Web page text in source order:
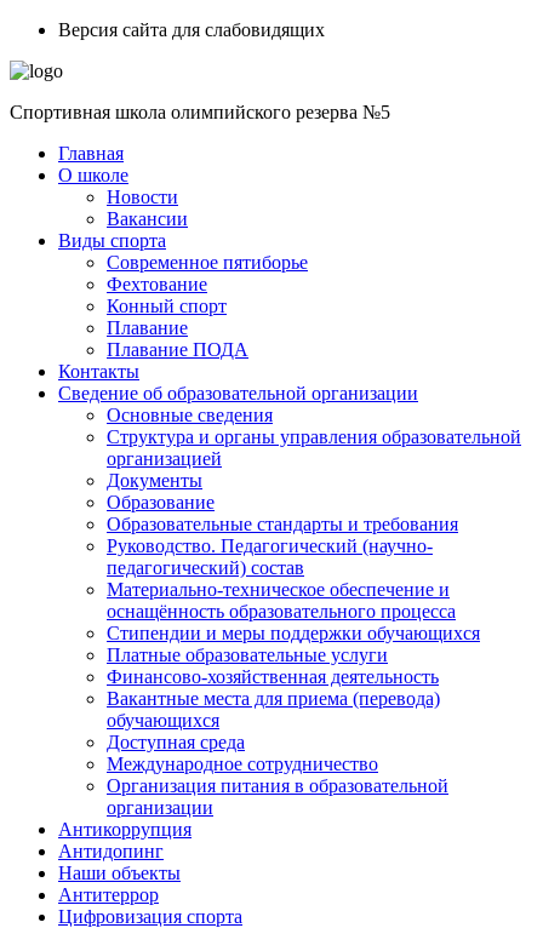
Skip
content
Версия сайта для слабовидящих
Спортивная школа олимпийского резерва №5
Главная
О школе
Новости
Вакансии
Виды спорта
Современное пятиборье
Фехтование
Конный спорт
Плавание
Плавание ПОДА
Контакты
Сведение об образовательной организации
Основные сведения
Структура и органы управления образовательной
организацией
Документы
Образование
Образовательные стандарты и требования
Руководство. Педагогический (научно-
педагогический) состав
Материально-техническое обеспечение и
оснащённость образовательного процесса
Стипендии и меры поддержки обучающихся
Платные образовательные услуги
Финансово-хозяйственная деятельность
Вакантные места для приема (перевода)
обучающихся
Доступная среда
Международное сотрудничество
Организация питания в образовательной
организации
Антикоррупция
Антидопинг
Наши объекты
Антитеррор
Цифровизация спорта